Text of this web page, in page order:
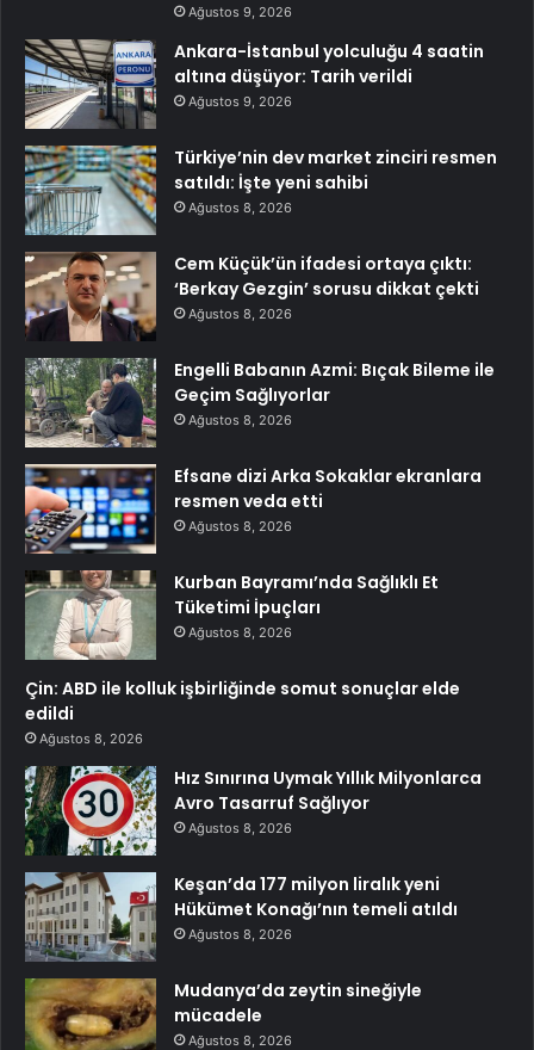
Ağustos 9, 2026
Ankara-İstanbul yolculuğu 4 saatin
altına düşüyor: Tarih verildi
Ağustos 9, 2026
Türkiye’nin dev market zinciri resmen
satıldı: İşte yeni sahibi
Ağustos 8, 2026
Cem Küçük’ün ifadesi ortaya çıktı:
‘Berkay Gezgin’ sorusu dikkat çekti
Ağustos 8, 2026
Engelli Babanın Azmi: Bıçak Bileme ile
Geçim Sağlıyorlar
Ağustos 8, 2026
Efsane dizi Arka Sokaklar ekranlara
resmen veda etti
Ağustos 8, 2026
Kurban Bayramı’nda Sağlıklı Et
Tüketimi İpuçları
Ağustos 8, 2026
Çin: ABD ile kolluk işbirliğinde somut sonuçlar elde
edildi
Ağustos 8, 2026
Hız Sınırına Uymak Yıllık Milyonlarca
Avro Tasarruf Sağlıyor
Ağustos 8, 2026
Keşan’da 177 milyon liralık yeni
Hükümet Konağı’nın temeli atıldı
Ağustos 8, 2026
Mudanya’da zeytin sineğiyle
mücadele
Ağustos 8, 2026